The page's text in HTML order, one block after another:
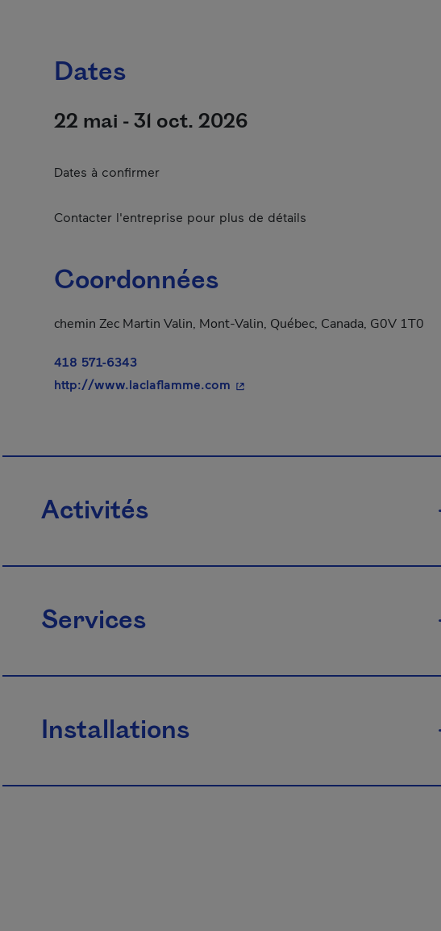
Dates
22 mai - 31 oct. 2026
Dates à confirmer
Contacter l'entreprise pour plus de détails
Coordonnées
chemin Zec Martin Valin, Mont-Valin, Québec, Canada, G0V 1T0
418 571-6343
http://www.laclaflamme.com - Cet hyperlien s'ouvrira dans une
Activités
Services
Installations